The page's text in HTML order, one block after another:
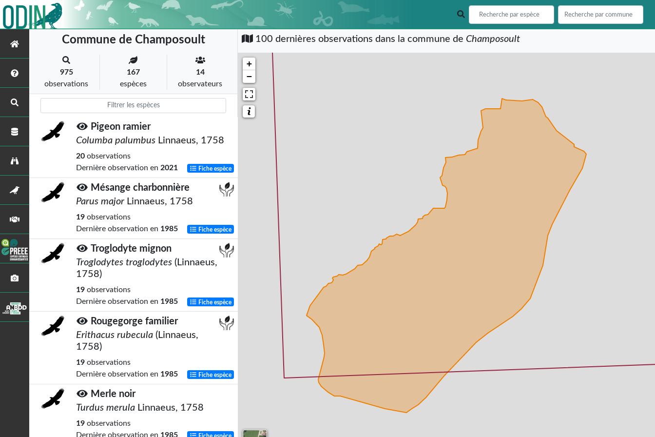
Commune de Champosoult
975
observations
167
espèces
14
observateurs
Pigeon ramier
Columba palumbus Linnaeus, 1758
20 observations
Dernière observation en 2021 Fiche espèce
Mésange charbonnière
Parus major Linnaeus, 1758
19 observations
Dernière observation en 1985 Fiche espèce
Troglodyte mignon
Troglodytes troglodytes (Linnaeus,
1758)
19 observations
Dernière observation en 1985 Fiche espèce
Rougegorge familier
Erithacus rubecula (Linnaeus,
1758)
19 observations
Dernière observation en 1985 Fiche espèce
Merle noir
Turdus merula Linnaeus, 1758
19 observations
Dernière observation en 1985 Fiche espèce
100 dernières observations dans la commune de Champosoult
+
−